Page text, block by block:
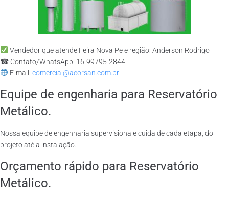
Vendedor que atende Feira Nova Pe e região: Anderson Rodrigo
☎ Contato/WhatsApp: 16-99795-2844
E-mail: comercial@acorsan.com.br
Equipe de engenharia para Reservatório
Metálico.
Nossa equipe de engenharia supervisiona e cuida de cada etapa, do
projeto até a instalação.
Orçamento rápido para Reservatório
Metálico.